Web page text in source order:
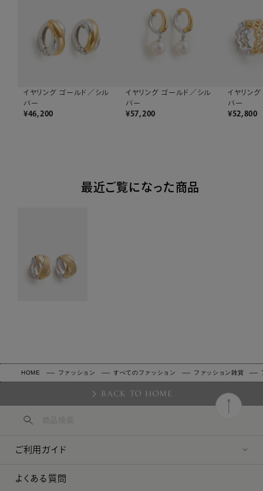
イヤリング ゴールド／シル
バー
¥46,200
イヤリング ゴールド／シル
バー
¥57,200
イヤリン
バー
¥52,800
最近ご覧になった商品
HOME ファッション すべてのファッション ファッション雑貨
BACK TO HOME
ご利用ガイド
よくある質問